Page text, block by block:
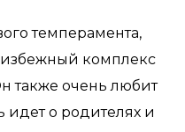
темперамента,
комплекс
также очень любит
идет о родителях и